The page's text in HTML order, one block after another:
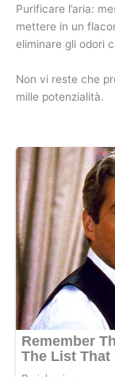
Purificare l’aria:
mettere in un
eliminare gli odori
Non vi reste che
mille potenzialità.